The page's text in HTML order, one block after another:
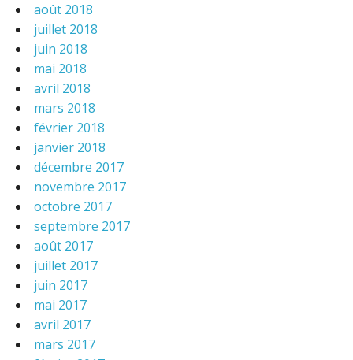
août 2018
juillet 2018
juin 2018
mai 2018
avril 2018
mars 2018
février 2018
janvier 2018
décembre 2017
novembre 2017
octobre 2017
septembre 2017
août 2017
juillet 2017
juin 2017
mai 2017
avril 2017
mars 2017